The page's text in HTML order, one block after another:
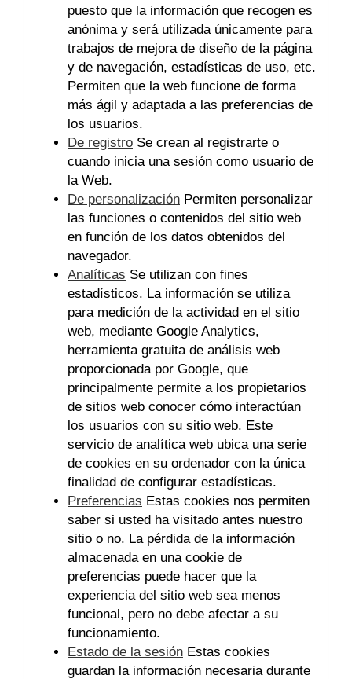
puesto que la información que recogen es
anónima y será utilizada únicamente para
trabajos de mejora de diseño de la página
y de navegación, estadísticas de uso, etc.
Permiten que la web funcione de forma
más ágil y adaptada a las preferencias de
los usuarios.
De registro Se crean al registrarte o
cuando inicia una sesión como usuario de
la Web.
De personalización Permiten personalizar
las funciones o contenidos del sitio web
en función de los datos obtenidos del
navegador.
Analíticas Se utilizan con fines
estadísticos. La información se utiliza
para medición de la actividad en el sitio
web, mediante Google Analytics,
herramienta gratuita de análisis web
proporcionada por Google, que
principalmente permite a los propietarios
de sitios web conocer cómo interactúan
los usuarios con su sitio web. Este
servicio de analítica web ubica una serie
de cookies en su ordenador con la única
finalidad de configurar estadísticas.
Preferencias Estas cookies nos permiten
saber si usted ha visitado antes nuestro
sitio o no. La pérdida de la información
almacenada en una cookie de
preferencias puede hacer que la
experiencia del sitio web sea menos
funcional, pero no debe afectar a su
funcionamiento.
Estado de la sesión Estas cookies
guardan la información necesaria durante